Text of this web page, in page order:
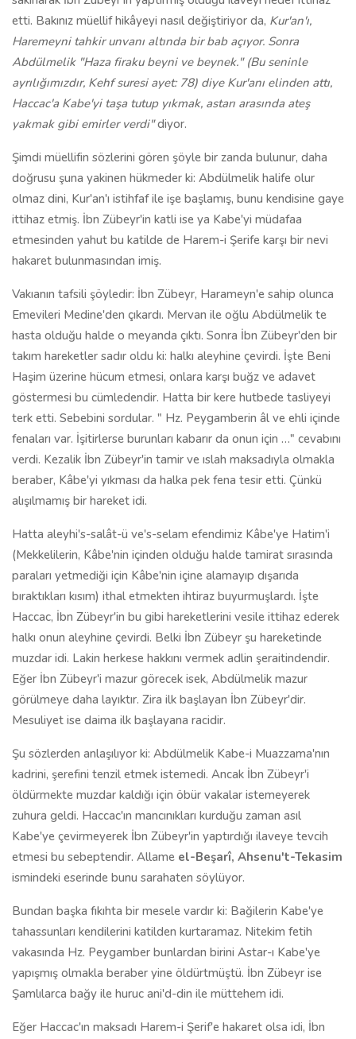
etti. Bakınız müellif hikâyeyi nasıl değiştiriyor da, Kur'an'ı,
Haremeyni tahkir unvanı altında bir bab açıyor. Sonra
Abdülmelik "Haza firaku beyni ve beynek."(Bu seninle
ayrılığımızdır, Kehf suresi ayet: 78) diye Kur'anı elinden attı,
Haccac'a Kabe'yi taşa tutup yıkmak, astarı arasında ateş
yakmak gibi emirler verdi"diyor.
Şimdi müellifin sözlerini gören şöyle bir zanda bulunur, daha
doğrusu şuna yakinen hükmeder ki: Abdülmelik halife olur
olmaz dini, Kur'an'ı istihfaf ile işe başlamış, bunu kendisine gaye
ittihaz etmiş. İbn Zübeyr'in katli ise ya Kabe'yi müdafaa
etmesinden yahut bu katilde de Harem-i Şerife karşı bir nevi
hakaret bulunmasından imiş.
Vakıanın tafsili şöyledir: İbn Zübeyr, Harameyn'e sahip olunca
Emevileri Medine'den çıkardı. Mervan ile oğlu Abdülmelik te
hasta olduğu halde o meyanda çıktı. Sonra İbn Zübeyr'den bir
takım hareketler sadır oldu ki: halkı aleyhine çevirdi. İşte Beni
Haşim üzerine hücum etmesi, onlara karşı buğz ve adavet
göstermesi bu cümledendir. Hatta bir kere hutbede tasliyeyi
terk etti. Sebebini sordular. " Hz. Peygamberin âl ve ehli içinde
fenaları var. İşitirlerse burunları kabarır da onun için …" cevabını
verdi. Kezalik İbn Zübeyr'in tamir ve ıslah maksadıyla olmakla
beraber, Kâbe'yi yıkması da halka pek fena tesir etti. Çünkü
alışılmamış bir hareket idi.
Hatta aleyhi's-salât-ü ve's-selam efendimiz Kâbe'ye Hatim'i
(Mekkelilerin, Kâbe'nin içinden olduğu halde tamirat sırasında
paraları yetmediği için Kâbe'nin içine alamayıp dışarıda
bıraktıkları kısım) ithal etmekten ihtiraz buyurmuşlardı. İşte
Haccac, İbn Zübeyr'in bu gibi hareketlerini vesile ittihaz ederek
halkı onun aleyhine çevirdi. Belki İbn Zübeyr şu hareketinde
muzdar idi. Lakin herkese hakkını vermek adlin şeraitindendir.
Eğer İbn Zübeyr'i mazur görecek isek, Abdülmelik mazur
görülmeye daha layıktır. Zira ilk başlayan İbn Zübeyr'dir.
Mesuliyet ise daima ilk başlayana racidir.
Şu sözlerden anlaşılıyor ki: Abdülmelik Kabe-i Muazzama'nın
kadrini, şerefini tenzil etmek istemedi. Ancak İbn Zübeyr'i
öldürmekte muzdar kaldığı için öbür vakalar istemeyerek
zuhura geldi. Haccac'ın mancınıkları kurduğu zaman asıl
Kabe'ye çevirmeyerek İbn Zübeyr'in yaptırdığı ilaveye tevcih
etmesi bu sebeptendir. Allame el-Beşarî, Ahsenu't-Tekasim
ismindeki eserinde bunu sarahaten söylüyor.
Bundan başka fıkıhta bir mesele vardır ki: Bağilerin Kabe'ye
tahassunları kendilerini katilden kurtaramaz. Nitekim fetih
vakasında Hz. Peygamber bunlardan birini Astar-ı Kabe'ye
yapışmış olmakla beraber yine öldürtmüştü. İbn Zübeyr ise
Şamlılarca bağy ile huruc ani'd-din ile müttehem idi.
Eğer Haccac'ın maksadı Harem-i Şerif'e hakaret olsa idi, İbn